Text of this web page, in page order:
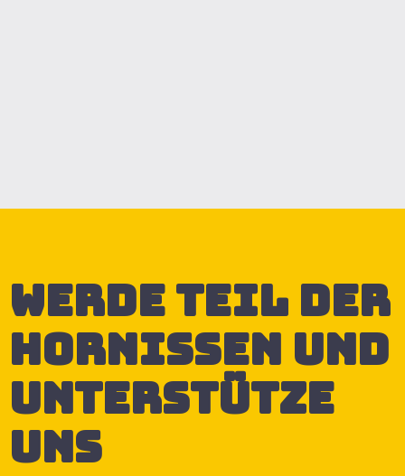
Werde Teil der
Hornissen und
Unterstütze
uns